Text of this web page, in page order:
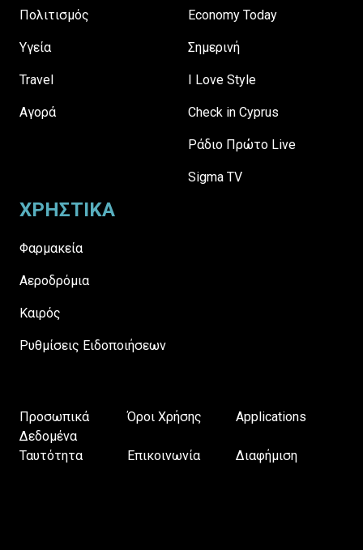
Πολιτισμός
Υγεία
Travel
Αγορά
Economy Today
Σημερινή
I Love Style
Check in Cyprus
Ράδιο Πρώτο Live
Sigma TV
ΧΡΗΣΤΙΚΑ
Φαρμακεία
Αεροδρόμια
Καιρός
Ρυθμίσεις Ειδοποιήσεων
Προσωπικά
Δεδομένα
Όροι Χρήσης Applications
Ταυτότητα Επικοινωνία Διαφήμιση